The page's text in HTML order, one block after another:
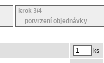
krok 3/4
potvrzení objednávky
ks